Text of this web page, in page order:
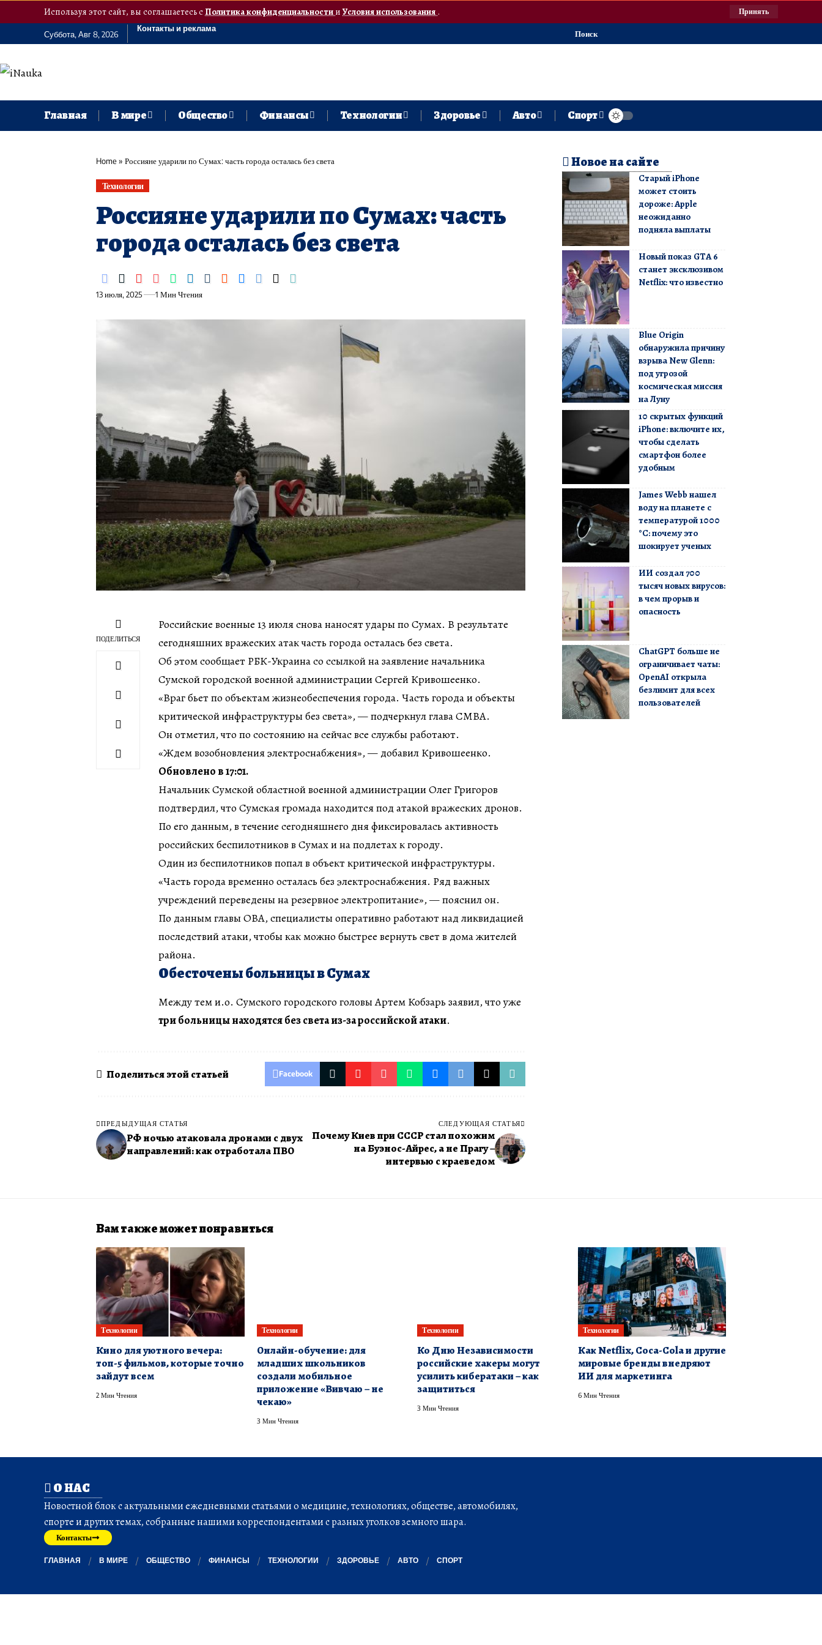
Используя этот сайт, вы соглашаетесь сПолитика конфиденциальностии Условия использования. Принять
Суббота, Авг 8, 2026
Контакты и реклама
Поиск
Главная В мире Общество Финансы Технологии Здоровье Авто Спорт
Home» Россияне ударили по Сумах: часть города осталась без света
Технологии
Россияне ударили по Сумах: часть
города осталась без света
13 июля, 2025 1 Мин Чтения
ПОДЕЛИТЬСЯ
Российские военные 13 июля снова наносят удары по Сумах. В результате
сегодняшних вражеских атак часть города осталась без света.
Об этом сообщает РБК-Украина со ссылкой на заявление начальника
Сумской городской военной администрации Сергей Кривошеенко.
«Враг бьет по объектам жизнеобеспечения города. Часть города и объекты
критической инфраструктуры без света», — подчеркнул глава СМВА.
Он отметил, что по состоянию на сейчас все службы работают.
«Ждем возобновления электроснабжения», — добавил Кривошеенко.
Обновлено в 17:01.
Начальник Сумской областной военной администрации Олег Григоров
подтвердил, что Сумская громада находится под атакой вражеских дронов.
По его данным, в течение сегодняшнего дня фиксировалась активность
российских беспилотников в Сумах и на подлетах к городу.
Один из беспилотников попал в объект критической инфраструктуры.
«Часть города временно осталась без электроснабжения. Ряд важных
учреждений переведены на резервное электропитание», — пояснил он.
По данным главы ОВА, специалисты оперативно работают над ликвидацией
последствий атаки, чтобы как можно быстрее вернуть свет в дома жителей
района.
Обесточены больницы в Сумах
Между тем и.о. Сумского городского головы Артем Кобзарь заявил, что уже
три больницы находятся без света из-за российской атаки.
Поделиться этой статьей Facebook
ПРЕДЫДУЩАЯ СТАТЬЯ
РФ ночью атаковала дронами с двух
направлений: как отработала ПВО
СЛЕДУЮЩАЯ СТАТЬЯ
Почему Киев при СССР стал похожим
на Буэнос-Айрес, а не Прагу –
интервью с краеведом
Новое на сайте
Старый iPhone
может стоить
дороже: Apple
неожиданно
подняла выплаты
Новый показ GTA 6
станет эксклюзивом
Netflix: что известно
Blue Origin
обнаружила причину
взрыва New Glenn:
под угрозой
космическая миссия
на Луну
10 скрытых функций
iPhone: включите их,
чтобы сделать
смартфон более
удобным
James Webb нашел
воду на планете с
температурой 1000
°C: почему это
шокирует ученых
ИИ создал 700
тысяч новых вирусов:
в чем прорыв и
опасность
ChatGPT больше не
ограничивает чаты:
OpenAI открыла
безлимит для всех
пользователей
Вам также может понравиться
Технологии
Кино для уютного вечера:
топ-5 фильмов, которые точно
зайдут всем
2 Мин Чтения
Технологии
Онлайн-обучение: для
младших школьников
создали мобильное
приложение «Вивчаю – не
чекаю»
3 Мин Чтения
Технологии
Ко Дню Независимости
российские хакеры могут
усилить кибератаки – как
защититься
3 Мин Чтения
Технологии
Как Netflix, Coca-Cola и другие
мировые бренды внедряют
ИИ для маркетинга
6 Мин Чтения
О НАС
Новостной блок с актуальными ежедневными статьями о медицине, технологиях, обществе, автомобилях,
спорте и других темах, собранные нашими корреспондентами с разных уголков земного шара.
Контакты
ГЛАВНАЯ В МИРЕ ОБЩЕСТВО ФИНАНСЫ ТЕХНОЛОГИИ ЗДОРОВЬЕ АВТО СПОРТ